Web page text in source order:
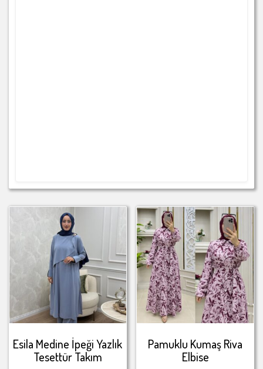
Esila Medine İpeği Yazlık
Tesettür Takım
Pamuklu Kumaş Riva
Elbise